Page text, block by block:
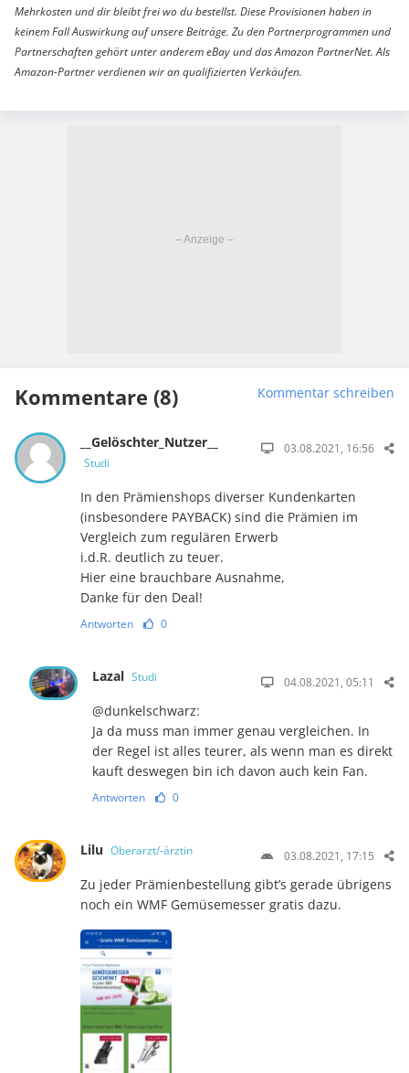
Mehrkosten und dir bleibt frei wo du bestellst. Diese Provisionen haben in
keinem Fall Auswirkung auf unsere Beiträge. Zu den Partnerprogrammen und
Partnerschaften gehört unter anderem eBay und das Amazon PartnerNet. Als
Amazon-Partner verdienen wir an qualifizierten Verkäufen.
Kommentare (8) Kommentar schreiben
__Gelöschter_Nutzer__
Studi
03.08.2021, 16:56
In den Prämienshops diverser Kundenkarten
(insbesondere PAYBACK) sind die Prämien im
Vergleich zum regulären Erwerb
i.d.R. deutlich zu teuer.
Hier eine brauchbare Ausnahme,
Danke für den Deal!
Antworten 0
Lazal Studi 04.08.2021, 05:11
@dunkelschwarz:
Ja da muss man immer genau vergleichen. In
der Regel ist alles teurer, als wenn man es direkt
kauft deswegen bin ich davon auch kein Fan.
Antworten 0
Lilu Oberarzt/-ärztin 03.08.2021, 17:15
Zu jeder Prämienbestellung gibt’s gerade übrigens
noch ein WMF Gemüsemesser gratis dazu.